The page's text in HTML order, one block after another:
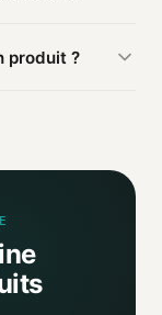
produit ?